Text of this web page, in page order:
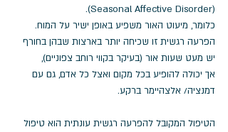
(Seasonal Affective Disorder).
כלומר, מיעוט האור משפיע באופן ישיר על המוח.
הפרעה רגשית זו שכיחה יותר בארצות שבהן בחורף
יש מעט שעות אור (בעיקר בקווי רוחב צפוניים),
אך יכולה להופיע בכל מקום ואצל כל אדם, גם עם
דמנציה/ אלצהיימר ברקע.
הטיפול המקובל להפרעה רגשית עונתית הוא טיפול